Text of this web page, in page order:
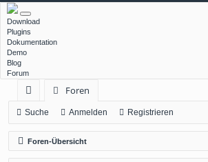
Download
Plugins
Dokumentation
Demo
Blog
Forum
ch
ne
llz
Foren
Suche Anmelden Registrieren
Foren-Übersicht